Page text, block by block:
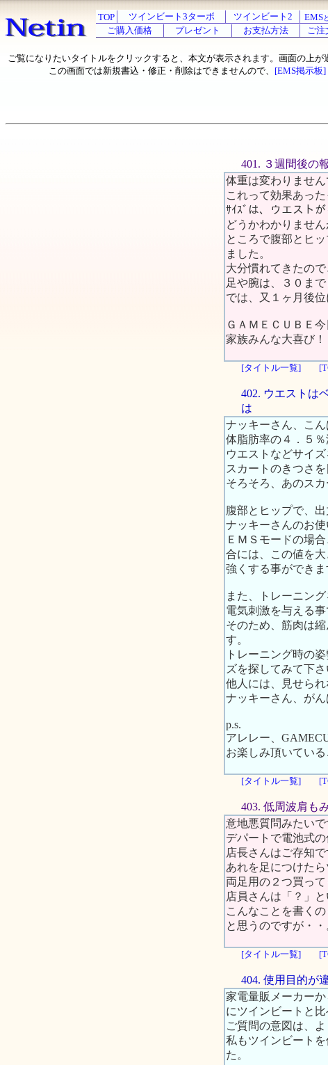
TOP ツインビート3ターボ ツインビート2 EMS
ご購入価格
プレゼント お支払方法 ご注
ご覧になりたいタイトルをクリックすると、本文が表示されます。画面の上が
この画面では新規書込・修正・削除はできませんので、 [EMS掲示板]
401. ３週間後の
体重は変わりませ
これって効果あっ
ｻｲｽﾞは、ウエスト
どうかわかりませ
ところで腹部とヒ
ました。
大分慣れてきたの
足や腕は、３０ま
では、又１ヶ月後
ＧＡＭＥＣＵＢＥ
家族みんな大喜び！
[タイトル一覧]
402. ウエストは
は
ナッキーさん、こん
体脂肪率の４．５
ウエストなどサイ
スカートのきつさ
そろそろ、あのス
腹部とヒップで、
ナッキーさんのお
ＥＭＳモードの場
合には、この値を
強くする事ができま
また、トレーニン
電気刺激を与える
そのため、筋肉は
す。
トレーニング時の
ズを探してみて下さ
他人には、見せら
ナッキーさん、がん
p.s.
アレレー、
お楽しみ頂いてい
[タイトル一覧]
403. 低周波肩も
意地悪質問みたいで
デパートで電池式
店長さんはご存知
あれを足につけた
両足用の２つ買っ
店員さんは「？」
こんなことを書く
と思うのですが・・
[タイトル一覧]
404. 使用目的が
家電量販メーカー
にツインビートと
ご質問の意図は、よ
私もツインビート
た。